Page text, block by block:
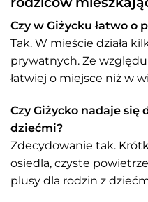
Czy w Giżycku łatwo o
Tak. W mieście działa
prywatnych. Ze
łatwiej o miejsce niż w
Czy Giżycko nadaje się
dziećmi?
Zdecydowanie tak.
osiedla, czyste
plusy dla rodzin z